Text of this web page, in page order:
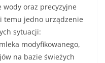
oraz precyzyjne
temu jedno urządzenie
sytuacji:
modyfikowanego,
na bazie świeżych